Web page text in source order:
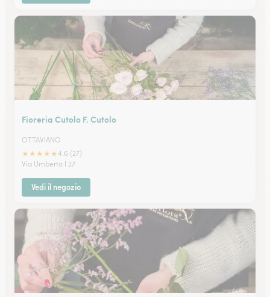
Fioreria Cutolo F. Cutolo
OTTAVIANO
★★★★★4.6 (27)
Via Umberto I 27
Vedi il negozio